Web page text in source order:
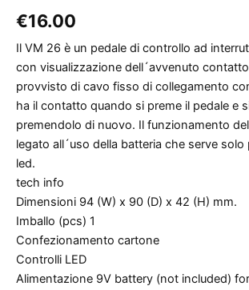
€16.00
Il VM 26 è un pedale di controllo ad
con visualizzazione dell´avvenuto
provvisto di cavo fisso di collegamento
ha il contatto quando si preme il pedale e
premendolo di nuovo. Il funzionamento
legato all´uso della batteria che serve solo
led.
tech info
Dimensioni 94 (W) x 90 (D) x 42 (H) mm.
Imballo (pcs) 1
Confezionamento cartone
Controlli LED
Alimentazione 9V battery (not included)